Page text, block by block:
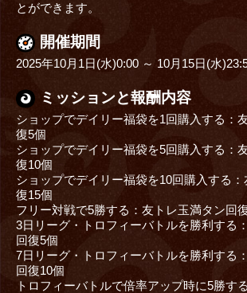
とができます。
開催期間
2025年10月1日(水)0:00 ～ 10月15日(水
ミッションと報酬内容
ショップでデイリー福袋を1回購入する：
復5個
ショップでデイリー福袋を5回購入する：
復10個
ショップでデイリー福袋を10回購入する
復15個
フリー対戦で5勝する：友トレ玉満タン回
3日リーグ・トロフィーバトルを勝利する
回復5個
7日リーグ・トロフィーバトルを勝利する
回復10個
トロフィーバトルで倍率アップ時に5勝す